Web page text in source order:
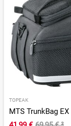
TOPEAK
MTS TrunkBag